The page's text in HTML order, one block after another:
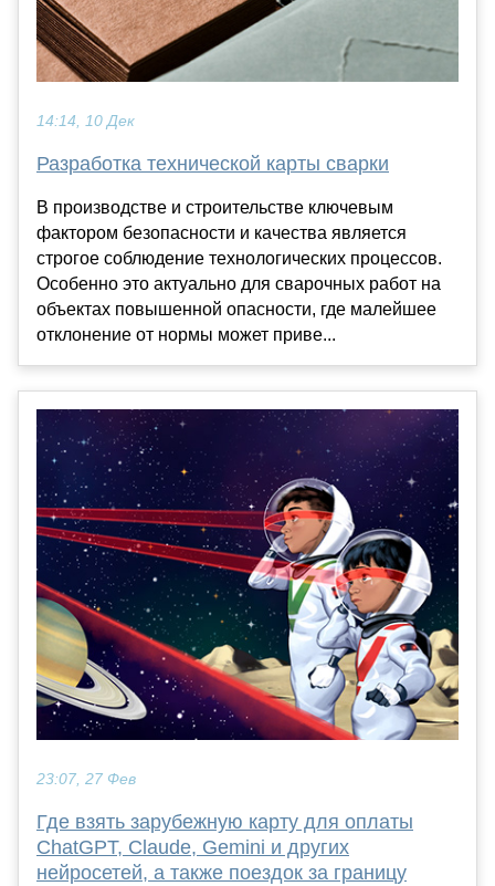
14:14, 10 Дек
Разработка технической карты сварки
В производстве и строительстве ключевым
фактором безопасности и качества является
строгое соблюдение технологических процессов.
Особенно это актуально для сварочных работ на
объектах повышенной опасности, где малейшее
отклонение от нормы может приве...
23:07, 27 Фев
Где взять зарубежную карту для оплаты
ChatGPT, Claude, Gemini и других
нейросетей, а также поездок за границу